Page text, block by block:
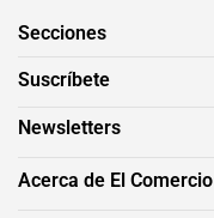
Secciones
Suscríbete
Newsletters
Acerca de El Comercio